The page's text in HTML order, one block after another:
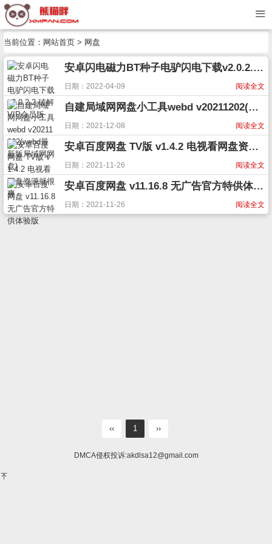
当前位置： 网站首页 > 网盘
安卓闪电磁力BT种子电驴闪电下载v2.0.2.2 破解VIP会员版
阅读全文
日期：2022-04-09
自建局域网网盘小工具webd v20211202(webd最新版局域网网盘)
阅读全文
日期：2021-12-08
安卓百度网盘 TV版 v1.4.2 电视看网盘资源就很爽
阅读全文
日期：2021-11-26
安卓百度网盘 v11.16.8 无广告官方特供体验版
阅读全文
日期：2021-11-26
‹‹ 1 ››
DMCA侵权投诉:akdlsa12@gmail.com